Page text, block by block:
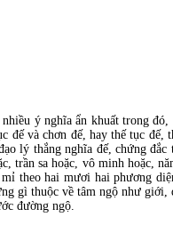
ý nghĩa ẩn khuất trong
và chơn đế, hay thế tục
lý thắng nghĩa đế, chứng
sa hoặc, vô minh hoặc,
theo hai mươi hai phương
gì thuộc về tâm ngộ như
đường ngộ.